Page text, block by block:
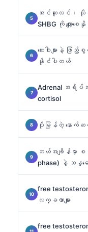
အင်ဆူလင်၊ သိုင်
SHBG ကို လျော့စ
ဆေးဝါးများနဲ့
နိုင်ပါတယ်
Adrenal အရိပ်အ
cortisol
ပိုမြန်တဲ့ နောက်
ဘယ်အချိန်မှာ
phase) နဲ့ သန္ဓေတ
free
လက္ခဏာများ
free